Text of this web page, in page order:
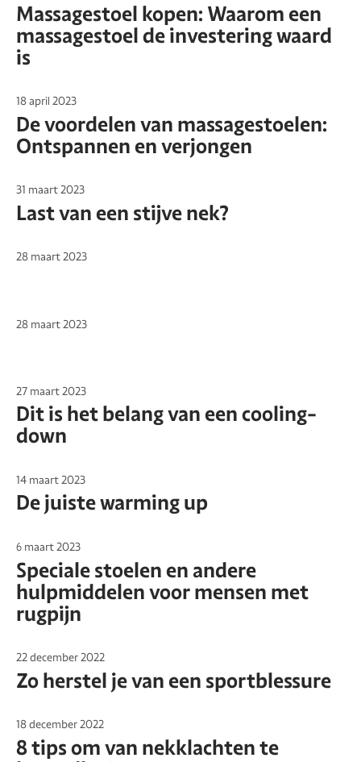
Massagestoel kopen: Waarom een
massagestoel de investering waard
is
18 april 2023
De voordelen van massagestoelen:
Ontspannen en verjongen
31 maart 2023
Last van een stijve nek?
28 maart 2023
28 maart 2023
27 maart 2023
Dit is het belang van een cooling-
down
14 maart 2023
De juiste warming up
6 maart 2023
Speciale stoelen en andere
hulpmiddelen voor mensen met
rugpijn
22 december 2022
Zo herstel je van een sportblessure
18 december 2022
8 tips om van nekklachten te